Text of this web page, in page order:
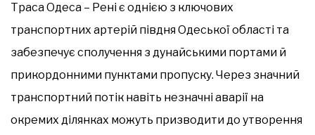
Траса Одеса – Рені є однією з ключових
транспортних артерій півдня Одеської області та
забезпечує сполучення з дунайськими портами й
прикордонними пунктами пропуску. Через значний
транспортний потік навіть незначні аварії на
окремих ділянках можуть призводити до утворення